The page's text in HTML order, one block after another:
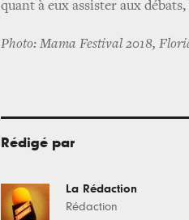
quant à eux assister aux
Photo: Mama Festival 2018,
Rédigé par
La Rédaction
Rédaction